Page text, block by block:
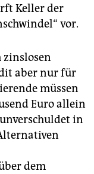
Keller der
vor.
zinslosen
aber nur für
müssen
Euro allein
in
dem